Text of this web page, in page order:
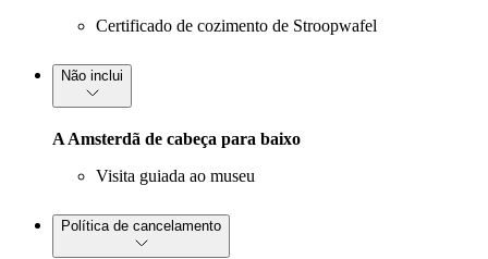
Certificado de cozimento de Stroopwafel
Não inclui
A Amsterdã de cabeça para baixo
Visita guiada ao museu
Política de cancelamento